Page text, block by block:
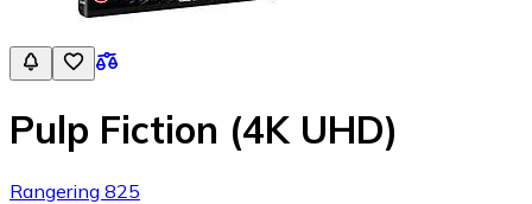
Pulp Fiction (4K UHD)
Rangering 825